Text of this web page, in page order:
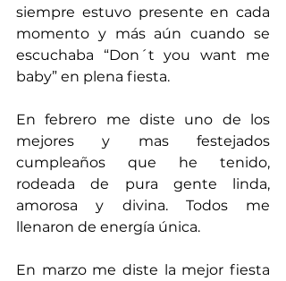
siempre estuvo presente en cada
momento y más aún cuando se
escuchaba “Don´t you want me
baby” en plena fiesta.
En febrero me diste uno de los
mejores y mas festejados
cumpleaños que he tenido,
rodeada de pura gente linda,
amorosa y divina. Todos me
llenaron de energía única.
En marzo me diste la mejor fiesta